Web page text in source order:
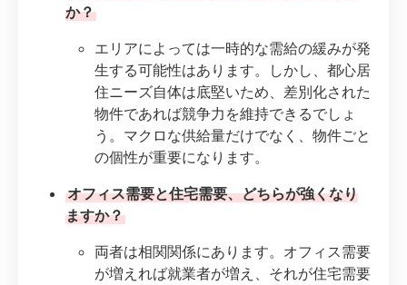
か？
エリアによっては一時的な需給の緩みが発
生する可能性はあります。しかし、都心居
住ニーズ自体は底堅いため、差別化された
物件であれば競争力を維持できるでしょ
う。マクロな供給量だけでなく、物件ごと
の個性が重要になります。
オフィス需要と住宅需要、どちらが強くなり
ますか？
両者は相関関係にあります。オフィス需要
が増えれば就業者が増え、それが住宅需要